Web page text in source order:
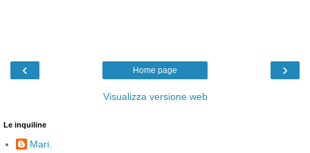
‹ ›
Home page
Visualizza versione web
Le inquiline
Mari.